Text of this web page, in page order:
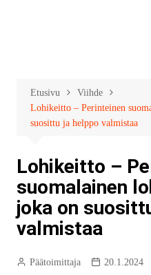
Etusivu
Viihde
Lohikeitto – Perinteinen
suosittu ja helppo valmistaa
Lohikeitto –
suomalainen
joka on
valmistaa
Päätoimittaja 20.1.2024